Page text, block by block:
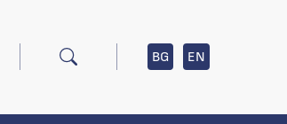
BG EN